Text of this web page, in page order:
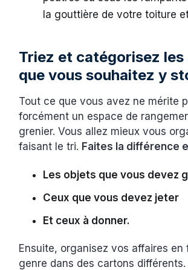
la gouttière de votre toiture
Triez et catégorisez
que vous souhaitez y
Tout ce que vous avez ne mérite
forcément un espace de
grenier. Vous allez mieux vous
faisant le tri. Faites la différence
Les objets que vous devez
Ceux que vous devez jeter
Et ceux à donner.
Ensuite, organisez vos affaires en
genre dans des cartons différents.